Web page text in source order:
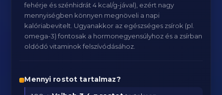
fehérje és szénhidrát 4 kcal/g-jával), ezért nagy
mennyiségben könnyen megnöveli a napi
kalóriabevitelt. Ugyanakkor az egészséges zsírok (pl.
omega-3) fontosak a hormonegyensúlyhoz és a zsírban
oldódó vitaminok felszívódásához.
Mennyi rostot tartalmaz?